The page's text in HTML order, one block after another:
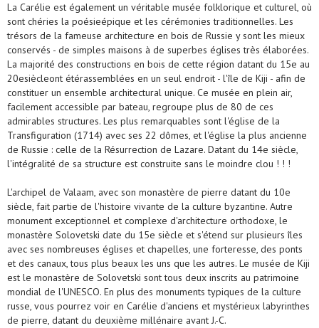
La Carélie est également un véritable musée folklorique et culturel, où
sont chéries la poésieépique et les cérémonies traditionnelles. Les
trésors de la fameuse architecture en bois de Russie y sont les mieux
conservés - de simples maisons à de superbes églises très élaborées.
La majorité des constructions en bois de cette région datant du 15e au
20esiècleont étérassemblées en un seul endroit - l'île de Kiji - afin de
constituer un ensemble architectural unique. Ce musée en plein air,
facilement accessible par bateau, regroupe plus de 80 de ces
admirables structures. Les plus remarquables sont l'église de la
Transfiguration (1714) avec ses 22 dômes, et l'église la plus ancienne
de Russie : celle de la Résurrection de Lazare. Datant du 14e siècle,
l'intégralité de sa structure est construite sans le moindre clou ! ! !
L'archipel de Valaam, avec son monastère de pierre datant du 10e
siècle, fait partie de l'histoire vivante de la culture byzantine. Autre
monument exceptionnel et complexe d'architecture orthodoxe, le
monastère Solovetski date du 15e siècle et s'étend sur plusieurs îles
avec ses nombreuses églises et chapelles, une forteresse, des ponts
et des canaux, tous plus beaux les uns que les autres. Le musée de Kiji
est le monastère de Solovetski sont tous deux inscrits au patrimoine
mondial de l'UNESCO. En plus des monuments typiques de la culture
russe, vous pourrez voir en Carélie d'anciens et mystérieux labyrinthes
de pierre, datant du deuxième millénaire avant J.-C.